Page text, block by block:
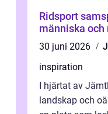
Ridsport samspelet mellan häst,
människa
30 juni 2026
inspiration
I hjärtat av
landskap och